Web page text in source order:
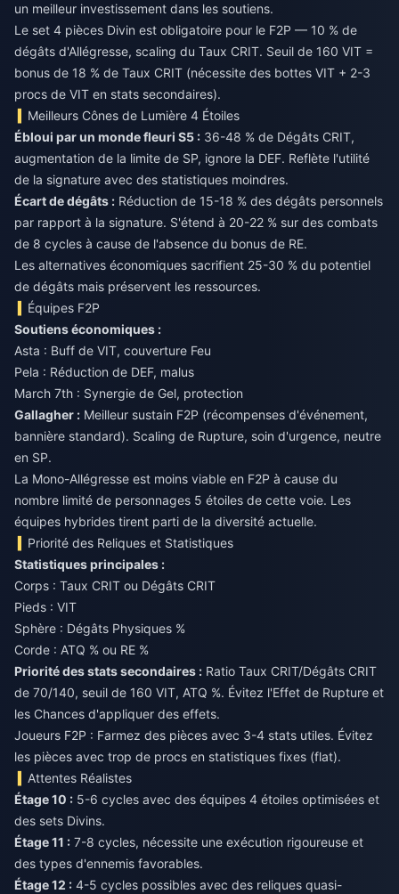
un meilleur investissement dans les soutiens.
Le set 4 pièces Divin est obligatoire pour le F2P — 10 % de
dégâts d'Allégresse, scaling du Taux CRIT. Seuil de 160 VIT =
bonus de 18 % de Taux CRIT (nécessite des bottes VIT + 2-3
procs de VIT en stats secondaires).
Meilleurs Cônes de Lumière 4 Étoiles
Ébloui par un monde fleuri S5 : 36-48 % de Dégâts CRIT,
augmentation de la limite de SP, ignore la DEF. Reflète l'utilité
de la signature avec des statistiques moindres.
Écart de dégâts : Réduction de 15-18 % des dégâts personnels
par rapport à la signature. S'étend à 20-22 % sur des combats
de 8 cycles à cause de l'absence du bonus de RE.
Les alternatives économiques sacrifient 25-30 % du potentiel
de dégâts mais préservent les ressources.
Équipes F2P
Soutiens économiques :
Asta : Buff de VIT, couverture Feu
Pela : Réduction de DEF, malus
March 7th : Synergie de Gel, protection
Gallagher : Meilleur sustain F2P (récompenses d'événement,
bannière standard). Scaling de Rupture, soin d'urgence, neutre
en SP.
La Mono-Allégresse est moins viable en F2P à cause du
nombre limité de personnages 5 étoiles de cette voie. Les
équipes hybrides tirent parti de la diversité actuelle.
Priorité des Reliques et Statistiques
Statistiques principales :
Corps : Taux CRIT ou Dégâts CRIT
Pieds : VIT
Sphère : Dégâts Physiques %
Corde : ATQ % ou RE %
Priorité des stats secondaires : Ratio Taux CRIT/Dégâts CRIT
de 70/140, seuil de 160 VIT, ATQ %. Évitez l'Effet de Rupture et
les Chances d'appliquer des effets.
Joueurs F2P : Farmez des pièces avec 3-4 stats utiles. Évitez
les pièces avec trop de procs en statistiques fixes (flat).
Attentes Réalistes
Étage 10 : 5-6 cycles avec des équipes 4 étoiles optimisées et
des sets Divins.
Étage 11 : 7-8 cycles, nécessite une exécution rigoureuse et
des types d'ennemis favorables.
Étage 12 : 4-5 cycles possibles avec des reliques quasi-